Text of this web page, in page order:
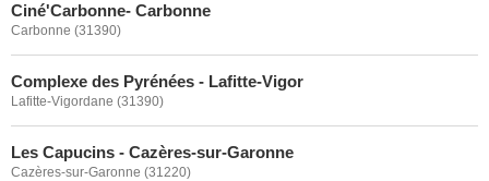
Ciné'Carbonne- Carbonne
Carbonne (31390)
Complexe des Pyrénées - Lafitte-Vigor
Lafitte-Vigordane (31390)
Les Capucins - Cazères-sur-Garonne
Cazères-sur-Garonne (31220)